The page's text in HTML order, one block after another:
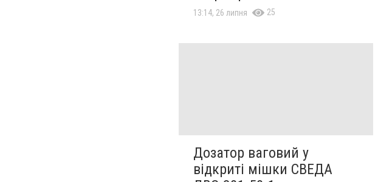
13:14, 26 липня 25
Дозатор ваговий у
відкриті мішки СВЕДА